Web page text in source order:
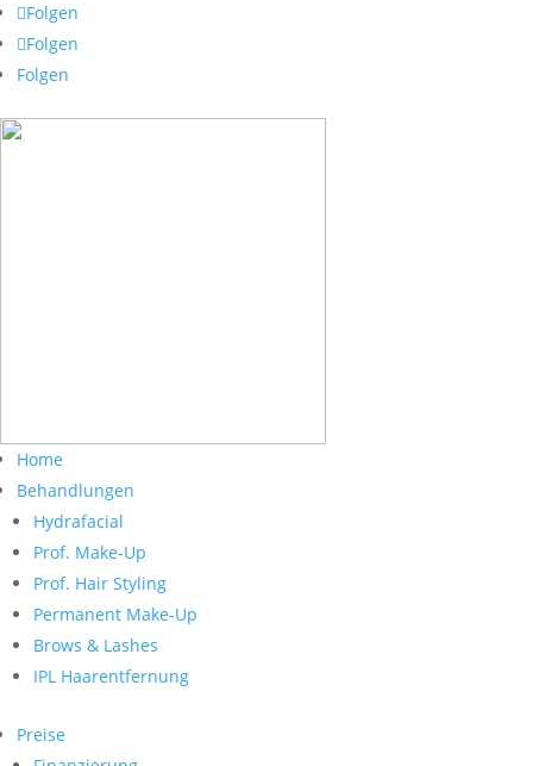
Folgen
Folgen
Folgen
Home
Behandlungen
Hydrafacial
Prof. Make-Up
Prof. Hair Styling
Permanent Make-Up
Brows & Lashes
IPL Haarentfernung
Preise